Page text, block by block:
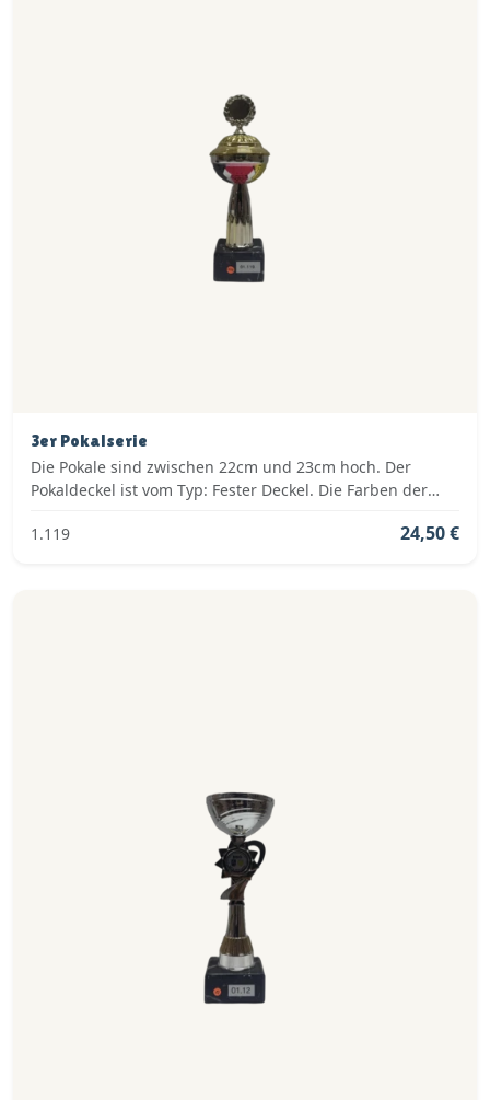
3er Pokalserie
Die Pokale sind zwischen 22cm und 23cm hoch. Der
Pokaldeckel ist vom Typ: Fester Deckel. Die Farben der
1.119
24,50 €